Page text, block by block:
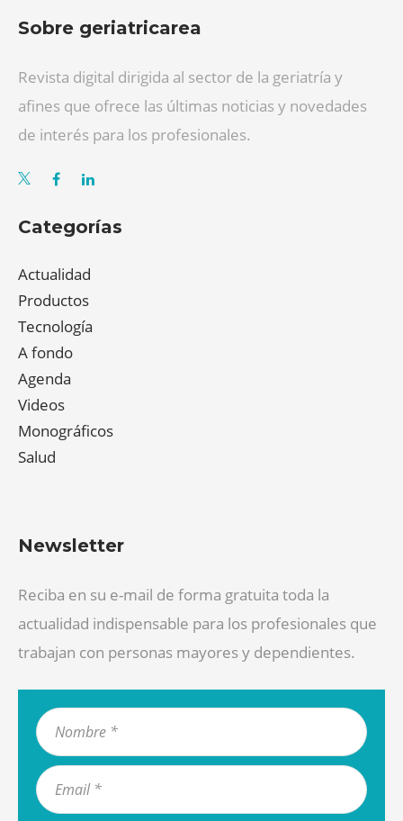
Sobre geriatricarea
Revista digital dirigida al sector de la geriatría y
afines que ofrece las últimas noticias y novedades
de interés para los profesionales.
Categorías
Actualidad
Productos
Tecnología
A fondo
Agenda
Videos
Monográficos
Salud
Newsletter
Reciba en su e-mail de forma gratuita toda la
actualidad indispensable para los profesionales que
trabajan con personas mayores y dependientes.